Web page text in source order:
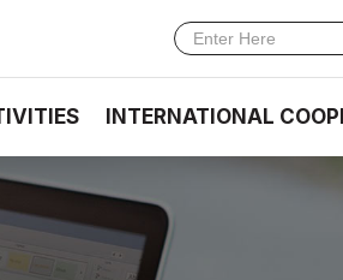
INTERNATIONAL